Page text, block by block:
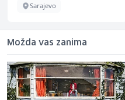
Sarajevo
Možda vas zanima